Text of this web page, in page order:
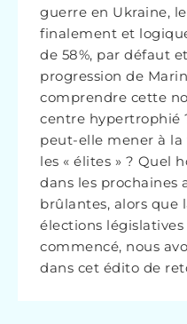
guerre en Ukraine,
finalement et
de 58%, par défaut
progression de
comprendre cette
centre hypertrophié
peut-elle mener à
les « élites » ? Quel
dans les prochaines
brûlantes, alors que
élections législatives
commencé, nous
dans cet édito de